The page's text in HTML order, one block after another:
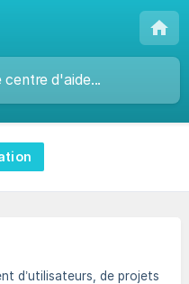
d’utilisateurs, de projets